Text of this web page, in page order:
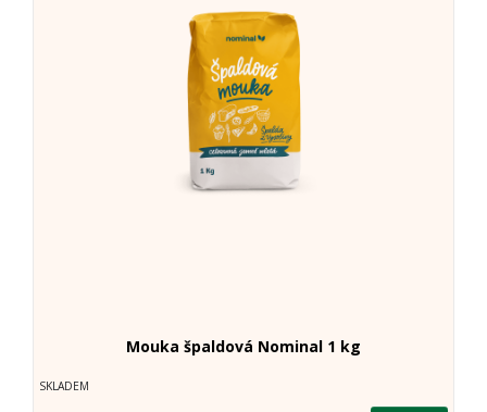
Mouka špaldová Nominal 1 kg
SKLADEM